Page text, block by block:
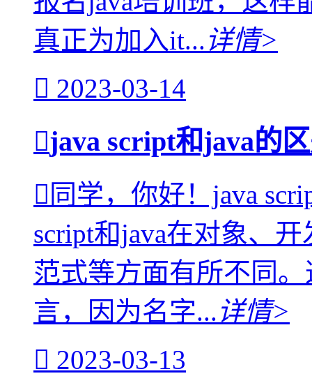
真正为加入it...详情>
2023-03-14
java script和java的
同学，你好！java
script和java在对象、
范式等方面有所不同
言，因为名字...详情>
2023-03-13